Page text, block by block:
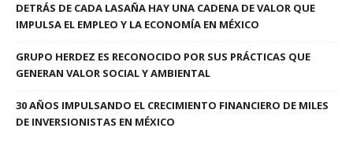
DETRÁS DE CADA LASAÑA HAY UNA CADENA DE VALOR QUE
IMPULSA EL EMPLEO Y LA ECONOMÍA EN MÉXICO
GRUPO HERDEZ ES RECONOCIDO POR SUS PRÁCTICAS QUE
GENERAN VALOR SOCIAL Y AMBIENTAL
30 AÑOS IMPULSANDO EL CRECIMIENTO FINANCIERO DE MILES
DE INVERSIONISTAS EN MÉXICO